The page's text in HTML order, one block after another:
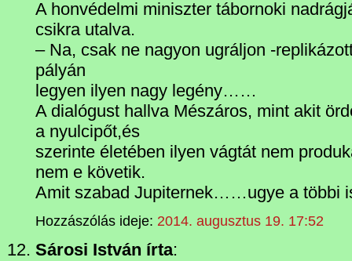
A honvédelmi miniszter tábornoki
csikra utalva.
– Na, csak ne nagyon ugráljon -
pályán
legyen ilyen nagy legény……
A dialógust hallva Mészáros, mint akit
a nyulcipőt,és
szerinte életében ilyen vágtát nem
nem e követik.
Amit szabad Jupiternek……ugye a többi
Hozzászólás ideje: 2014. augusztus 19. 17:52
Sárosi István írta: